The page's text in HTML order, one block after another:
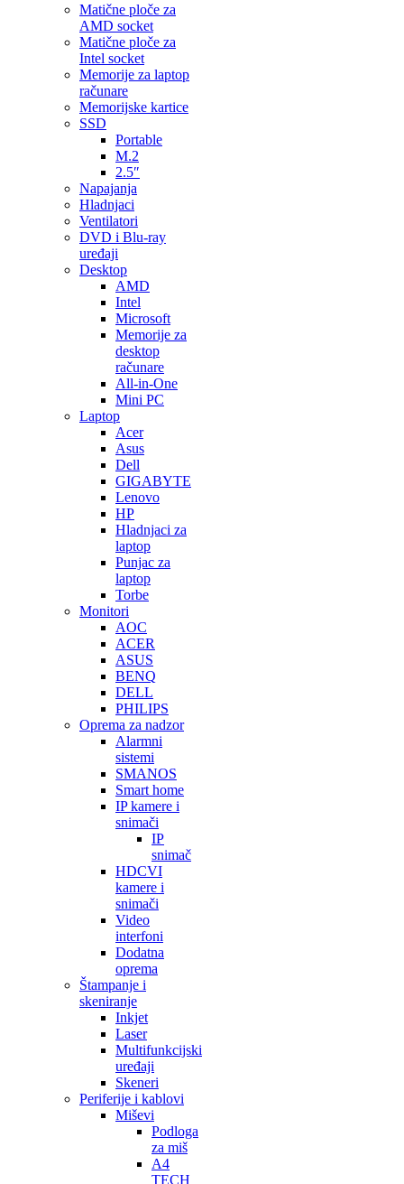
Matične ploče za
AMD socket
Matične ploče za
Intel socket
Memorije za laptop
računare
Memorijske kartice
SSD
Portable
M.2
2.5″
Napajanja
Hladnjaci
Ventilatori
DVD i Blu-ray
uređaji
Desktop
AMD
Intel
Microsoft
Memorije za
desktop
računare
All-in-One
Mini PC
Laptop
Acer
Asus
Dell
GIGABYTE
Lenovo
HP
Hladnjaci za
laptop
Punjac za
laptop
Torbe
Monitori
AOC
ACER
ASUS
BENQ
DELL
PHILIPS
Oprema za nadzor
Alarmni
sistemi
SMANOS
Smart home
IP kamere i
snimači
IP
snimač
HDCVI
kamere i
snimači
Video
interfoni
Dodatna
oprema
Štampanje i
skeniranje
Inkjet
Laser
Multifunkcijski
uređaji
Skeneri
Periferije i kablovi
Miševi
Podloga
za miš
A4
TECH